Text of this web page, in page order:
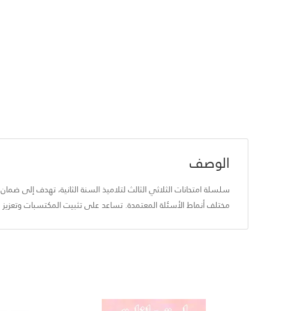
الوصف
سلسلة امتحانات الثلاثي الثالث لتلاميذ السنة الثانية، تهدف إلى
مختلف أنماط الأسئلة المعتمدة. تساعد على تثبيت المكتسبات وتعزيز